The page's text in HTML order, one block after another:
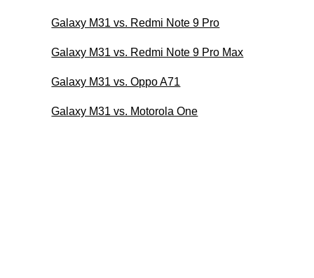
Galaxy M31 vs. Redmi Note 9 Pro
Galaxy M31 vs. Redmi Note 9 Pro Max
Galaxy M31 vs. Oppo A71
Galaxy M31 vs. Motorola One